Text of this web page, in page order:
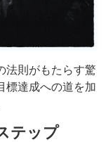
法則がもたらす驚
標達成への道を加
テップ